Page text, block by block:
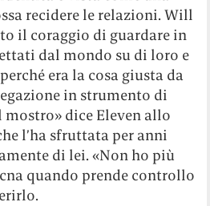
recidere le relazioni. Will
il coraggio di guardare in
dal mondo su di loro e
era la cosa giusta da
in strumento di
dice Eleven allo
l’ha sfruttata per anni
di lei. «Non ho più
quando prende controllo